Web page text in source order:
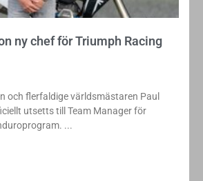
ny chef för Triumph Racing
och flerfaldige världsmästaren Paul
utsetts till Team Manager för